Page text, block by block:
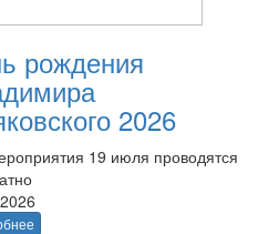
рождения
2026
19 июля проводятся